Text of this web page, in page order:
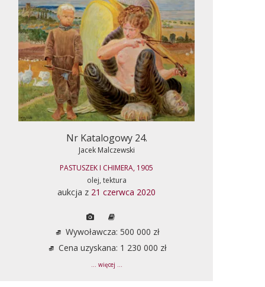
Nr Katalogowy 24.
Jacek Malczewski
PASTUSZEK I CHIMERA, 1905
olej, tektura
aukcja z 21 czerwca 2020
Wywoławcza: 500 000 zł
Cena uzyskana: 1 230 000 zł
... więcej ...